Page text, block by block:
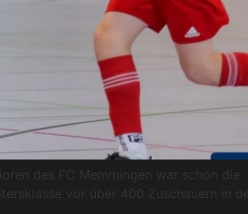
des FC Memmingen war schon die
vor über 400 Zuschauern in der